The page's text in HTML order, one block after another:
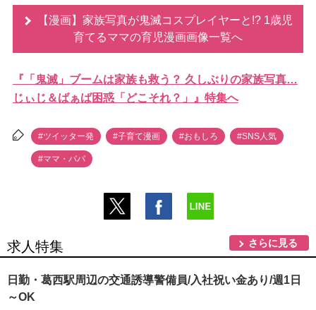
【漫画】家族写真が鬼滅コスプレイヤーと!? 1歳児
育てるママの育児漫画画像一覧へ
『「鬼滅」ブームは家族も救う？ 久しぶりの家族写真…
じぃじ＆ばぁば困惑「どこそれ？」』特集へ
#ツイッター発 #子育て漫画 #おもしろ #SNS人気
#ママ・パパ
求人特集 さらに見る
日勤・葛西駅周辺の交通誘導警備員/入社祝い金あり/週1日
～OK